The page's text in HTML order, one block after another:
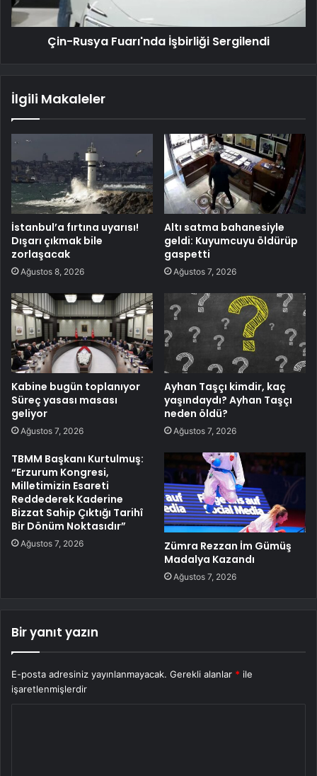
Çin-Rusya Fuarı'nda İşbirliği Sergilendi
İlgili Makaleler
İstanbul’a fırtına uyarısı!
Dışarı çıkmak bile
zorlaşacak
Ağustos 8, 2026
Altı satma bahanesiyle
geldi: Kuyumcuyu öldürüp
gaspetti
Ağustos 7, 2026
Kabine bugün toplanıyor
Süreç yasası masası
geliyor
Ağustos 7, 2026
Ayhan Taşçı kimdir, kaç
yaşındaydı? Ayhan Taşçı
neden öldü?
Ağustos 7, 2026
TBMM Başkanı Kurtulmuş:
“Erzurum Kongresi,
Milletimizin Esareti
Reddederek Kaderine
Bizzat Sahip Çıktığı Tarihî
Bir Dönüm Noktasıdır”
Ağustos 7, 2026
Zümra Rezzan İm Gümüş
Madalya Kazandı
Ağustos 7, 2026
Bir yanıt yazın
E-posta adresiniz yayınlanmayacak. Gerekli alanlar * ile
işaretlenmişlerdir